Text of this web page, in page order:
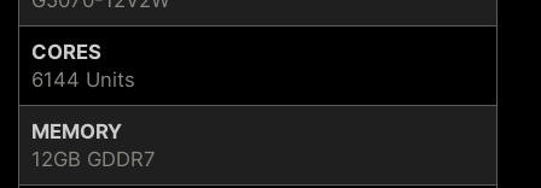
CORES
6144 Units
MEMORY
12GB GDDR7